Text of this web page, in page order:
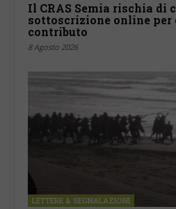
Il CRAS Semia rischia di
sottoscrizione online per
contributo
8 Agosto 2026
LETTERE & SEGNALAZIONI